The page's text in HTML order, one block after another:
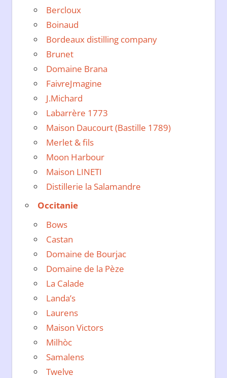
Bercloux
Boinaud
Bordeaux distilling company
Brunet
Domaine Brana
FaivreJmagine
J.Michard
Labarrère 1773
Maison Daucourt (Bastille 1789)
Merlet & fils
Moon Harbour
Maison LINETI
Distillerie la Salamandre
Occitanie
Bows
Castan
Domaine de Bourjac
Domaine de la Pèze
La Calade
Landa’s
Laurens
Maison Victors
Milhòc
Samalens
Twelve